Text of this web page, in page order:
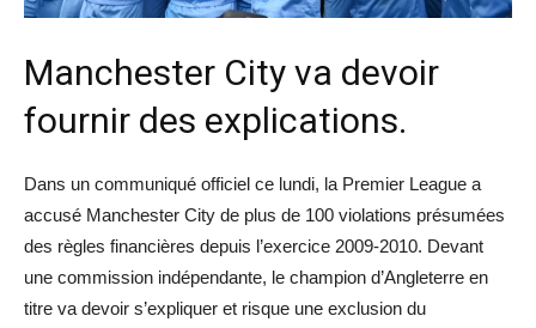
Manchester City va devoir
fournir des explications.
Dans un communiqué officiel ce lundi, la Premier League a
accusé Manchester City de plus de 100 violations présumées
des règles financières depuis l’exercice 2009-2010. Devant
une commission indépendante, le champion d’Angleterre en
titre va devoir s’expliquer et risque une exclusion du